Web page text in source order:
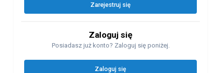
Zarejestruj się
Zaloguj się
Posiadasz już konto? Zaloguj się poniżej.
Zaloguj się